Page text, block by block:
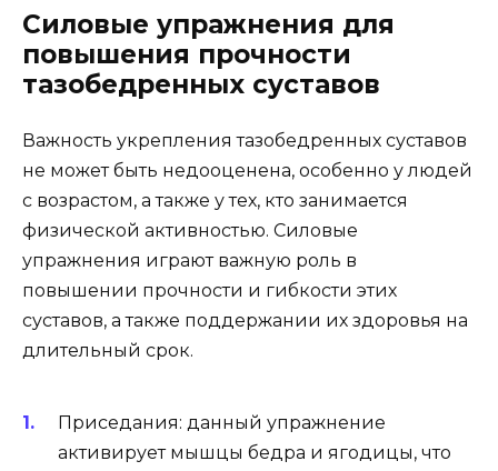
Силовые упражнения для
повышения прочности
тазобедренных суставов
Важность укрепления тазобедренных суставов
не может быть недооценена, особенно у людей
с возрастом, а также у тех, кто занимается
физической активностью. Силовые
упражнения играют важную роль в
повышении прочности и гибкости этих
суставов, а также поддержании их здоровья на
длительный срок.
Приседания: данный упражнение
активирует мышцы бедра и ягодицы, что